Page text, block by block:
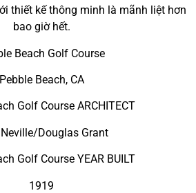
thiết kế thông minh là mãnh liệt hơn
bao giờ hết.
Beach Golf Course
Pebble Beach, CA
Golf Course ARCHITECT
Douglas Grant
Golf Course YEAR BUILT
1919